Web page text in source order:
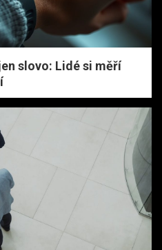
slovo: Lidé si měří